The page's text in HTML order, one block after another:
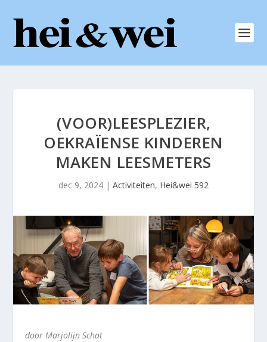
(VOOR)LEESPLEZIER,
OEKRAÏENSE KINDEREN
MAKEN LEESMETERS
dec 9, 2024 | Activiteiten, Hei&wei 592
door Marjolijn Schat